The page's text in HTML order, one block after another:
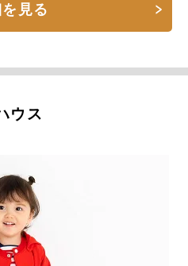
見る
ウス